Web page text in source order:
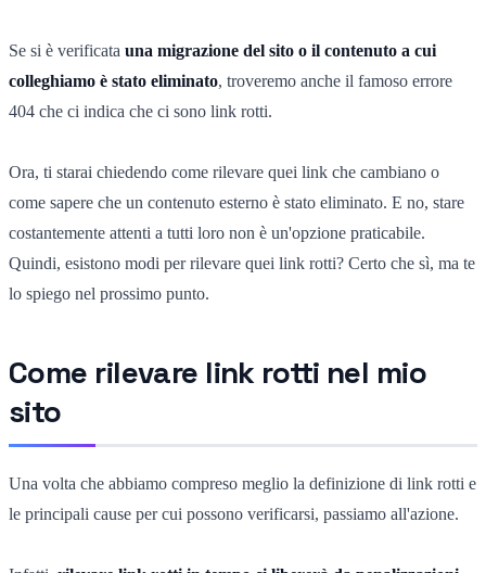
Se si è verificata una migrazione del sito o il contenuto a cui
colleghiamo è stato eliminato, troveremo anche il famoso errore
404 che ci indica che ci sono link rotti.
Ora, ti starai chiedendo come rilevare quei link che cambiano o
come sapere che un contenuto esterno è stato eliminato. E no, stare
costantemente attenti a tutti loro non è un'opzione praticabile.
Quindi, esistono modi per rilevare quei link rotti? Certo che sì, ma te
lo spiego nel prossimo punto.
Come rilevare link rotti nel mio
sito
Una volta che abbiamo compreso meglio la definizione di link rotti e
le principali cause per cui possono verificarsi, passiamo all'azione.